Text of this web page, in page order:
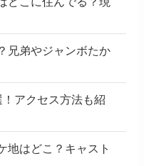
兄弟やジャンボたか
アクセス方法も紹
地はどこ？キャスト